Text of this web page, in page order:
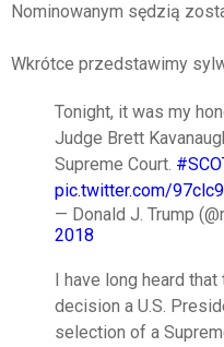
Nominowanym sędzią
Wkrótce przedstawimy
Tonight, it was my
Judge Brett
Supreme Court.
pic.twitter.com/
— Donald J. Trump
2018
I have long heard
decision a U.S.
selection of a